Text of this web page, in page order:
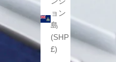
ョン
島
(SHP
£)